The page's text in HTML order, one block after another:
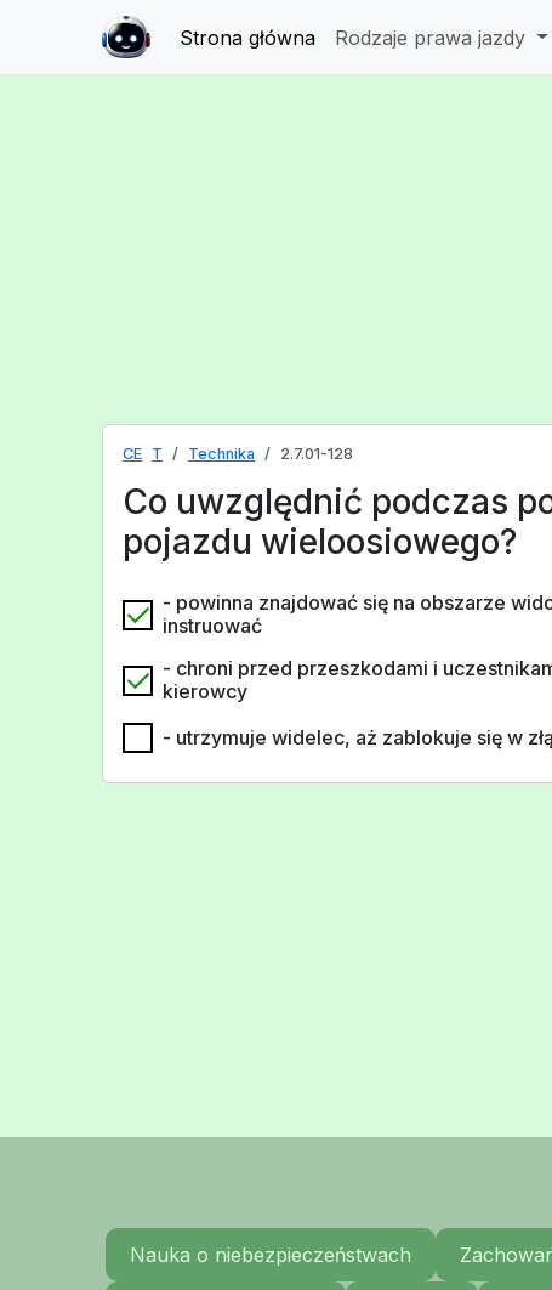
Strona główna Rodzaje prawa jazdy
CE T Technika 2.7.01-128
Co uwzględnić podczas
pojazdu wieloosiowego?
- powinna znajdować się na obszarze
instruować
- chroni przed przeszkodami i
kierowcy
- utrzymuje widelec, aż zablokuje się w
Nauka o niebezpieczeństwach